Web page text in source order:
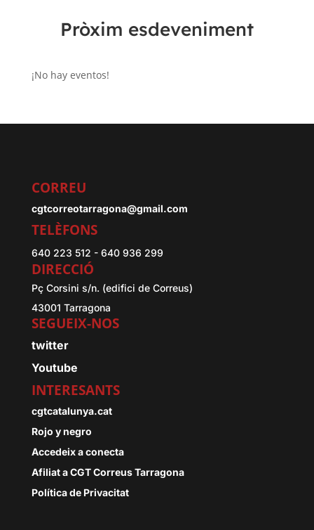
Pròxim esdeveniment
¡No hay eventos!
CORREU
cgtcorreotarragona@gmail.com
TELÈFONS
640 223 512 - 640 936 299
DIRECCIÓ
Pç Corsini s/n. (edifici de Correus)
43001 Tarragona
SEGUEIX-NOS
twitter
Youtube
INTERESANTS
cgtcatalunya.cat
Rojo y negro
Accedeix a conecta
Afiliat a CGT Correus Tarragona
Política de Privacitat